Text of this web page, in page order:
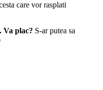
care vor rasplati
. Va plac? S-ar putea sa